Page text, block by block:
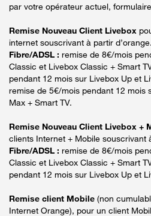
par votre opérateur actuel, formulaire
Remise Nouveau Client Livebox
internet souscrivant à partir
Fibre/ADSL : remise de 8€/mois
Classic et Livebox Classic + Smart
pendant 12 mois sur Livebox Up et
remise de 5€/mois pendant 12 mois
Max + Smart TV.
Remise Nouveau Client Livebox +
clients Internet + Mobile souscrivant
Fibre/ADSL : remise de 8€/mois
Classic et Livebox Classic + Smart
pendant 12 mois sur Livebox Up et
Remise client Mobile (non
Internet Orange), pour un client